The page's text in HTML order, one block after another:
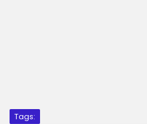
Tags: